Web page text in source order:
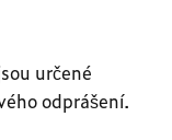
určené
odprášení.